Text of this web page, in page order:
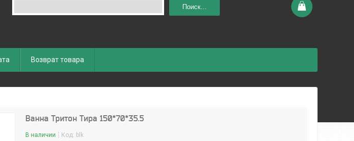
Поиск...
Возврат товара
Ванна Тритон Тира 150*70*35.5
В наличии Код: blk